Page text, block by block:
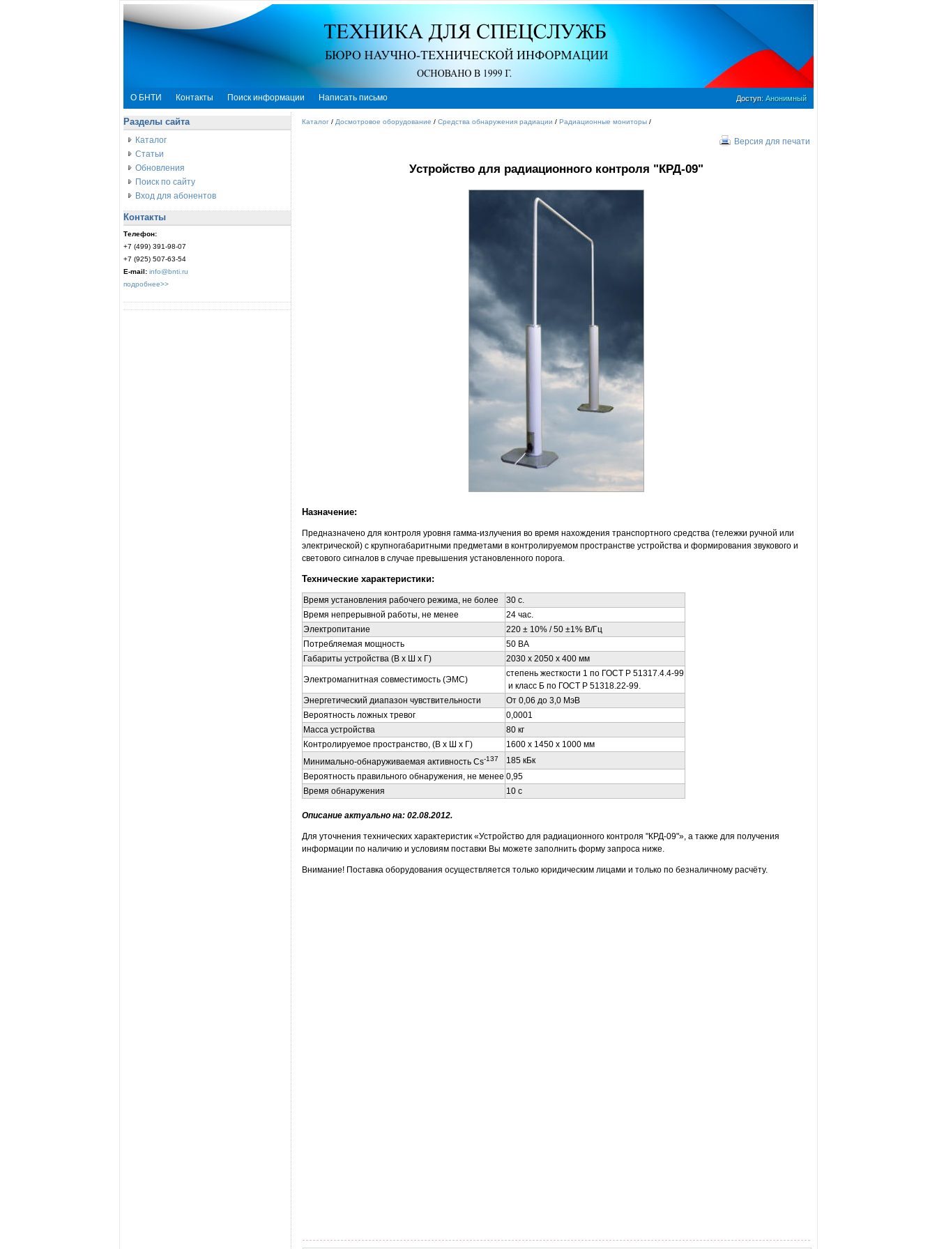
О БНТИ Контакты Поиск информации Написать письмо Доступ: Анонимный
Разделы сайта
Каталог
Статьи
Обновления
Поиск по сайту
Вход для абонентов
Контакты
Телефон:
+7 (499) 391-98-07
+7 (925) 507-63-54
E-mail: info@bnti.ru
подробнее>>
Каталог / Досмотровое оборудование / Средства обнаружения радиации / Радиационные мониторы /
Версия для печати
Устройство для радиационного контроля "КРД-09"
Назначение:
Предназначено для контроля уровня гамма-излучения во время нахождения транспортного средства (тележки ручной или
электрической) с крупногабаритными предметами в контролируемом пространстве устройства и формирования звукового и
светового сигналов в случае превышения установленного порога.
Технические характеристики:
Время установления рабочего режима, не более
30 c.
Время непрерывной работы, не менее
24 час.
Электропитание
220 ± 10% / 50 ±1% В/Гц
Потребляемая мощность
50 ВА
Габариты устройства (В х Ш х Г)
2030 х 2050 х 400 мм
Электромагнитная совместимость (ЭМС)
степень жесткости 1 по ГОСТ Р 51317.4.4-99
и класс Б по ГОСТ Р 51318.22-99.
Энергетический диапазон чувствительности
От 0,06 до 3,0 МэВ
Вероятность ложных тревог
0,0001
Масса устройства
80 кг
Контролируемое пространство, (В х Ш х Г)
1600 х 1450 х 1000 мм
Минимально-обнаруживаемая активность Cs-137
185 кБк
Вероятность правильного обнаружения, не менее 0,95
Время обнаружения
10 с
Описание актуально на: 02.08.2012.
Для уточнения технических характеристик «Устройство для радиационного контроля "КРД-09"», а также для получения
информации по наличию и условиям поставки Вы можете заполнить форму запроса ниже.
Внимание! Поставка оборудования осуществляется только юридическим лицами и только по безналичному расчёту.